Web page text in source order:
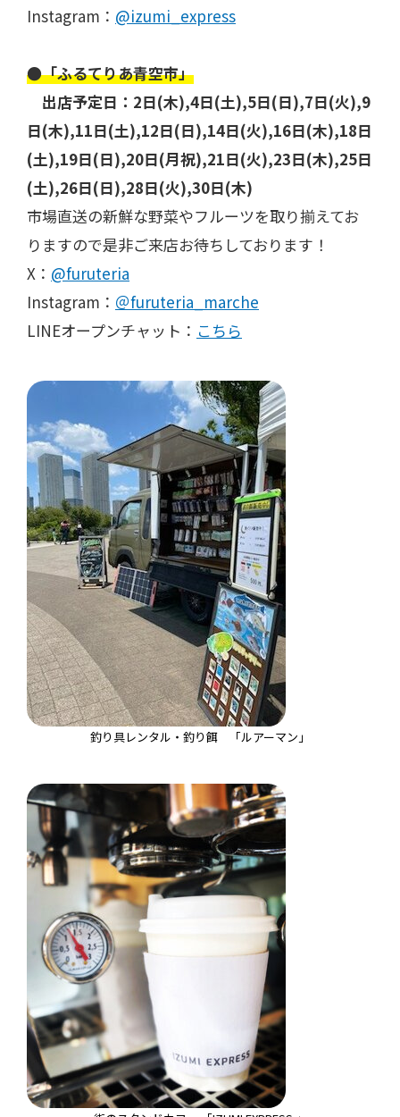
Instagram： @izumi_express
●「ふるてりあ青空市」
出店予定日：2日(木),4日(土),5日(日),7日(火),9
日(木),11日(土),12日(日),14日(火),16日(木),18日
(土),19日(日),20日(月祝),21日(火),23日(木),25日
(土),26日(日),28日(火),30日(木)
市場直送の新鮮な野菜やフルーツを取り揃えてお
りますので是非ご来店お待ちしております！
X： @furuteria
Instagram： ＠furuteria_marche
LINEオープンチャット： こちら
釣り具レンタル・釣り餌 「ルアーマン」